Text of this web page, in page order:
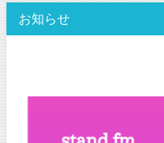
お知らせ